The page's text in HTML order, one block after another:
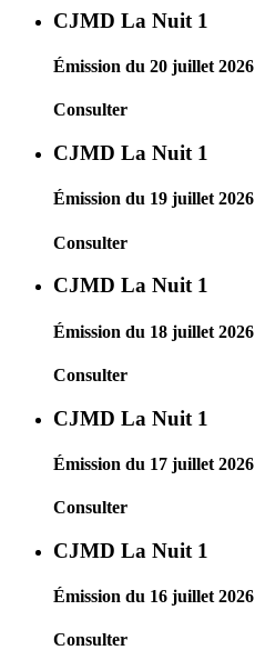
CJMD La Nuit 1
Émission du 20 juillet 2026
Consulter
CJMD La Nuit 1
Émission du 19 juillet 2026
Consulter
CJMD La Nuit 1
Émission du 18 juillet 2026
Consulter
CJMD La Nuit 1
Émission du 17 juillet 2026
Consulter
CJMD La Nuit 1
Émission du 16 juillet 2026
Consulter